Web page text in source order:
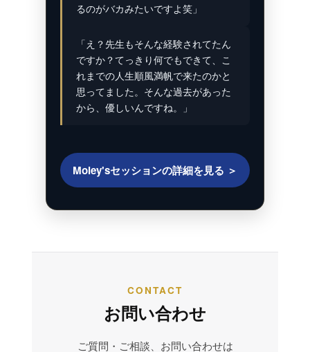
るのがバカみたいですよ笑」
「え？先生もそんな経験されてたん
ですか？てっきり何でもできて、こ
れまでの人生順風満帆で来たのかと
思ってました。そんな過去があった
から、優しいんですね。」
Moley'sセッションの詳細を見る ＞
CONTACT
お問い合わせ
ご質問・ご相談、お問い合わせは